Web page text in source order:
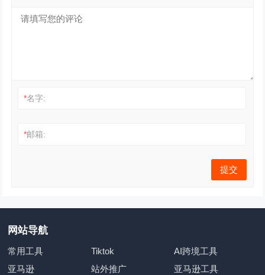
*名字:
*邮箱:
网站导航
常用工具 Tiktok
AI跨境工具
亚马逊
站外推广
亚马逊工具